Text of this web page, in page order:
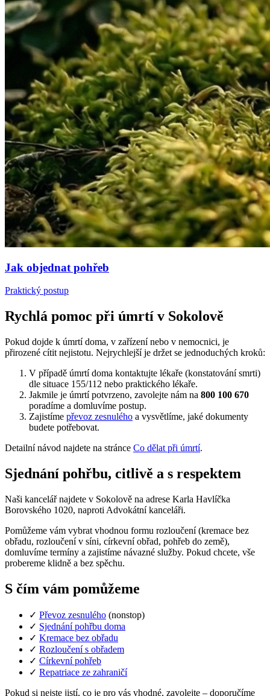
Jak objednat pohřeb
Praktický postup
Rychlá pomoc při úmrtí v Sokolově
Pokud dojde k úmrtí doma, v zařízení nebo v nemocnici, je
přirozené cítit nejistotu. Nejrychlejší je držet se jednoduchých kroků:
V případě úmrtí doma kontaktujte lékaře (konstatování smrti)
dle situace 155/112 nebo praktického lékaře.
Jakmile je úmrtí potvrzeno, zavolejte nám na 800 100 670
poradíme a domluvíme postup.
Zajistíme převoz zesnulého a vysvětlíme, jaké dokumenty
budete potřebovat.
Detailní návod najdete na stránce Co dělat při úmrtí.
Sjednání pohřbu, citlivě a s respektem
Naši kancelář najdete v Sokolově na adrese Karla Havlíčka
Borovského 1020, naproti Advokátní kanceláři.
Pomůžeme vám vybrat vhodnou formu rozloučení (kremace bez
obřadu, rozloučení v síni, církevní obřad, pohřeb do země),
domluvíme termíny a zajistíme návazné služby. Pokud chcete, vše
probereme klidně a bez spěchu.
S čím vám pomůžeme
✓ Převoz zesnulého (nonstop)
✓ Sjednání pohřbu doma
✓ Kremace bez obřadu
✓ Rozloučení s obřadem
✓ Církevní pohřeb
✓ Repatriace ze zahraničí
Pokud si nejste jistí, co je pro vás vhodné, zavolejte – doporučíme